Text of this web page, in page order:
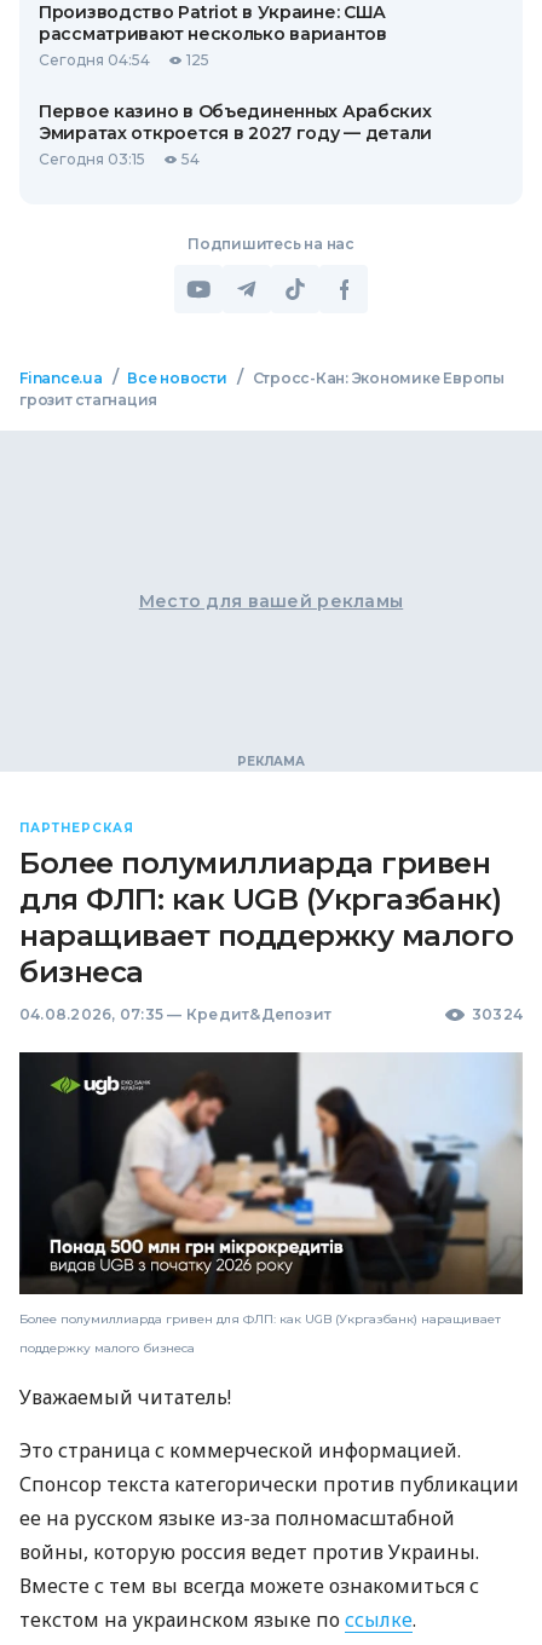
Производство Patriot в Украине: США
рассматривают несколько вариантов
Сегодня 04:54 125
Первое казино в Объединенных Арабских
Эмиратах откроется в 2027 году — детали
Сегодня 03:15 54
Подпишитесь на нас
Finance.ua / Все новости /
Стросс-Кан: Экономике Европы
грозит стагнация
Место для вашей рекламы
ПАРТНЕРСКАЯ
Более полумиллиарда гривен
для ФЛП: как UGB (Укргазбанк)
наращивает поддержку малого
бизнеса
04.08.2026, 07:35 — Кредит&Депозит 30324
Более полумиллиарда гривен для ФЛП: как UGB (Укргазбанк) наращивает
поддержку малого бизнеса
Уважаемый читатель!
Это страница с коммерческой информацией.
Спонсор текста категорически против публикации
ее на русском языке из-за полномасштабной
войны, которую россия ведет против Украины.
Вместе с тем вы всегда можете ознакомиться с
текстом на украинском языке поссылке.